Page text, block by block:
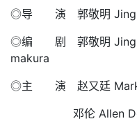
◎导 演 郭敬明
◎编 剧 郭敬明
makura
◎主 演 赵又廷 Mark
邓伦 Allen